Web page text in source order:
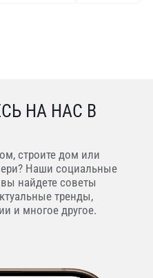
НА НАС В
строите дом или
Наши социальные
найдете советы
тренды,
и многое другое.